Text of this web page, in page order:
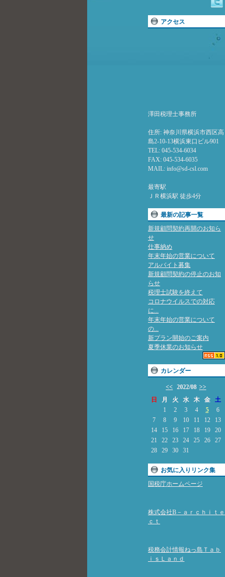
アクセス
澤田税理士事務所
住所: 神奈川県横浜市西区高
島2-10-13横浜東口ビル901
TEL: 045-534-6034
FAX: 045-534-6035
MAIL: info@sd-csl.com
最寄駅
ＪＲ横浜駅 徒歩4分
最新の記事一覧
新規顧問契約再開のお知ら
せ
仕事納め
年末年始の営業について
アルバイト募集
新規顧問契約の停止のお知
らせ
税理士試験を終えて
コロナウイルスでの対応
に...
年末年始の営業について
の...
新プラン開始のご案内
夏季休業のお知らせ
カレンダー
<< 2022/08 >>
日
月 火 水 木 金
土
1
2 3 4 5
6
7
8 9 10 11 12
13
14
15 16 17 18 19
20
21
22 23 24 25 26
27
28
29 30 31
お気に入りリンク集
国税庁ホームページ
株式会社B－ａｒｃｈｉｔｅ
ｃｔ
税務会計情報ねっ島Ｔａｂ
ｉｓＬａｎｄ